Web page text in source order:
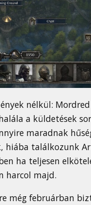
nélkül: Mordred
a küldetések
maradnak
hiába találkozunk
ha teljesen
harcol majd.
még februárban